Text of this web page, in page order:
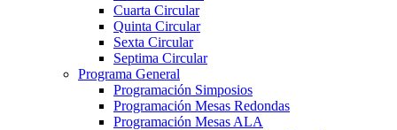
Cuarta Circular
Quinta Circular
Sexta Circular
Septima Circular
Programa General
Programación Simposios
Programación Mesas Redondas
Programación Mesas ALA